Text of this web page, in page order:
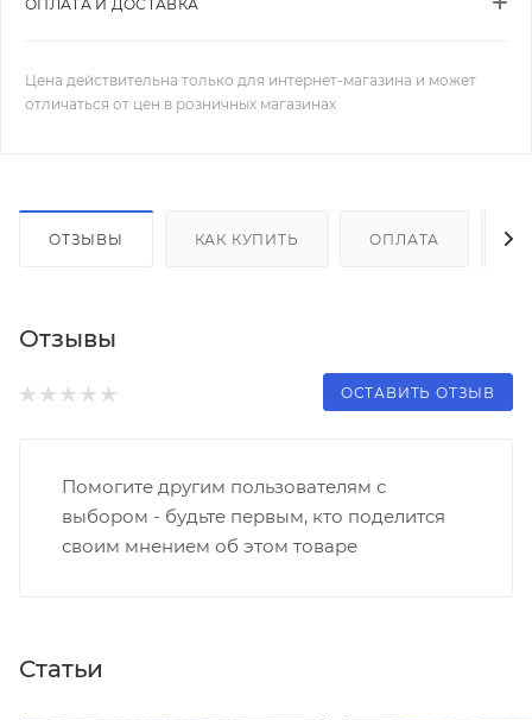
ОПЛАТА И ДОСТАВКА
Цена действительна только для интернет-магазина и может
отличаться от цен в розничных магазинах
ОТЗЫВЫ КАК КУПИТЬ ОПЛАТА
Отзывы
ОСТАВИТЬ ОТЗЫВ
Помогите другим пользователям с
выбором - будьте первым, кто поделится
своим мнением об этом товаре
Статьи